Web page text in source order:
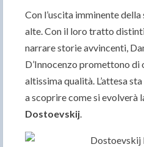
Con l’uscita imminente
alte. Con il loro tratto
narrare storie avvincenti,
D’Innocenzo promettono
altissima qualità. L’attesa
a scoprire come si evolverà
Dostoevskij.